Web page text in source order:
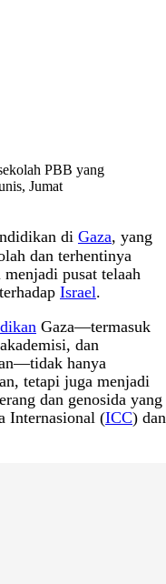
PBB yang
Jumat
di Gaza, yang
dan terhentinya
pusat telaah
Israel.
Gaza—termasuk
dan
hanya
tetapi juga menjadi
dan genosida yang
Internasional (ICC) dan